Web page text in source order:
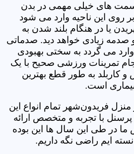
های خیلی مهمی در بدن
روی این ناحیه وارد می شود
یا در هنگام بلند شدن به
زیادی خواهد دید. صدماتی
وارد می گردد به سختی بهبودی
تمرینات ورزشی صحیح با یک
کاربلد به طور قطع بهترین
است.
فریدون‌شهر تمام انواع این
با تجربه و متخصص ارائه
در طی این سال ها این بوده
ایم راضی نگه داریم.